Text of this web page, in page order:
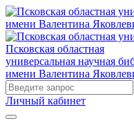
Псковская областная
универсальная научная
имени Валентина
Личный кабинет